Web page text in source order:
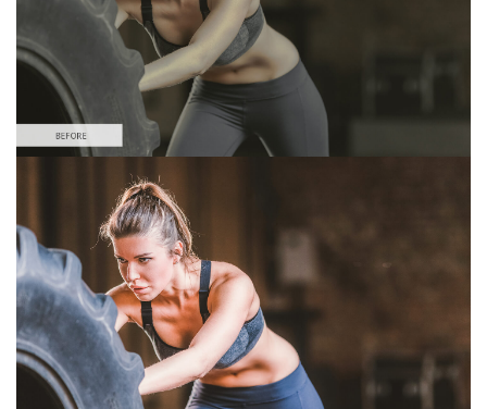
선택 해주세요
Sports Lightroom Preset #30
Dark Moody
(40 Lr Presets)
Luxe Wedding
(230 Lr Presets)